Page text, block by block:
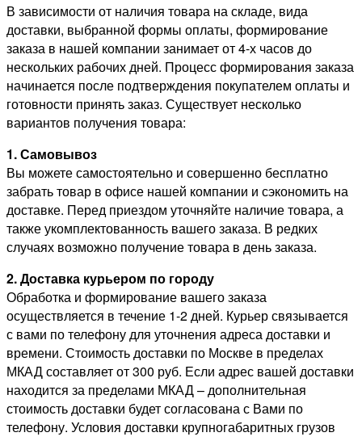
В зависимости от наличия товара на складе, вида
доставки, выбранной формы оплаты, формирование
заказа в нашей компании занимает от 4-х часов до
нескольких рабочих дней. Процесс формирования заказа
начинается после подтверждения покупателем оплаты и
готовности принять заказ. Существует несколько
вариантов получения товара:
1. Самовывоз
Вы можете самостоятельно и совершенно бесплатно
забрать товар в офисе нашей компании и сэкономить на
доставке. Перед приездом уточняйте наличие товара, а
также укомплектованность вашего заказа. В редких
случаях возможно получение товара в день заказа.
2. Доставка курьером по городу
Обработка и формирование вашего заказа
осуществляется в течение 1-2 дней. Курьер связывается
с вами по телефону для уточнения адреса доставки и
времени. Стоимость доставки по Москве в пределах
МКАД составляет от 300 руб. Если адрес вашей доставки
находится за пределами МКАД – дополнительная
стоимость доставки будет согласована с Вами по
телефону. Условия доставки крупногабаритных грузов